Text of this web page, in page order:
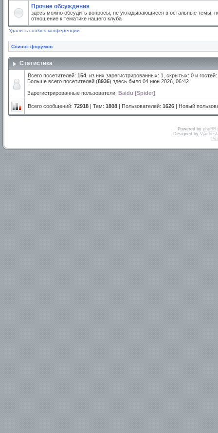
Прочие обсуждения
здесь можно обсудить вопросы, не укладывающиеся в остальные темы,
отношение к тематике нашего клуба
Удалить cookies конференции
Список форумов
Статистика
Всего посетителей: 154 , из них зарегистрированных: 1, скрытых: 0 и
Больше всего посетителей (8936) здесь было 04 июн 2026, 06:42
Зарегистрированные пользователи: Baidu [Spider]
Всего сообщений: 72918 | Тем: 1808 | Пользователей: 1626 | Новый
Powered by phpBB
Designed by